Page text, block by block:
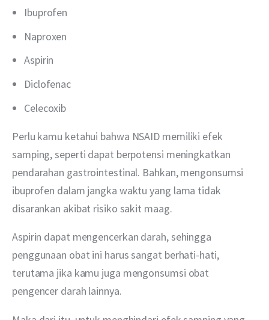
Ibuprofen
Naproxen
Aspirin
Diclofenac
Celecoxib
Perlu kamu ketahui bahwa NSAID memiliki efek
samping, seperti dapat berpotensi meningkatkan
pendarahan gastrointestinal. Bahkan, mengonsumsi
ibuprofen dalam jangka waktu yang lama tidak
disarankan akibat risiko sakit maag.
Aspirin dapat mengencerkan darah, sehingga
penggunaan obat ini harus sangat berhati-hati,
terutama jika kamu juga mengonsumsi obat
pengencer darah lainnya.